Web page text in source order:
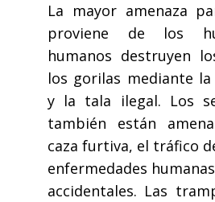
La mayor amenaza
proviene de los
humanos destruyen
los gorilas mediante
y la tala ilegal. Los
también están
caza furtiva, el tráfico
enfermedades
accidentales. Las